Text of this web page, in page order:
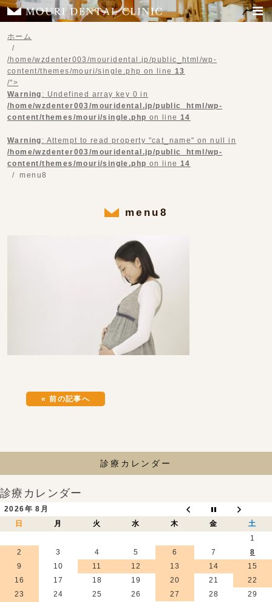
ホーム
/home/wzdenter003/mouridental.jp/public_html/wp-
content/themes/mouri/single.php on line 13
/">
Warning : Undefined array key 0 in
/home/wzdenter003/mouridental.jp/public_html/wp-
content/themes/mouri/single.php on line14
Warning : Attempt to read property "cat_name" on null in
/home/wzdenter003/mouridental.jp/public_html/wp-
content/themes/mouri/single.php on line14
menu8
menu8
« 前の記事へ
診療カレンダー
診療カレンダー
2026年 8月
日
月 火 水 木 金
土
1
2
3 4 5 6 7
8
9
10 11 12 13 14
15
16
17 18 19 20 21
22
23
24 25 26 27 28
29